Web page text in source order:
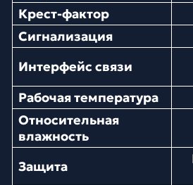
Крест-фактор
Сигнализация
Интерфейс связи
Рабочая температура
Относительная
влажность
Защита